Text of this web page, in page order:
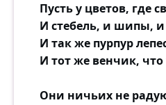
Пусть у цветов, где
И стебель, и шипы, и
И так же пурпур
И тот же венчик,
Они ничьих не